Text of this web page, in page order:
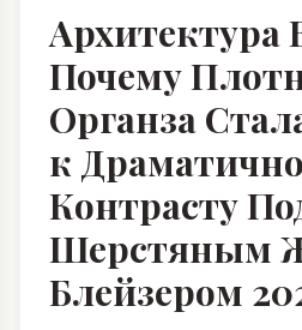
Архитектура
Почему
Органза
к
Контрасту
Шерстяным
Блейзером